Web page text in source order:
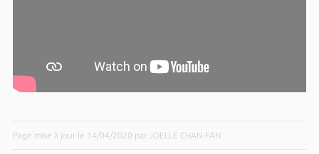
Page mise à jour le 14/04/2020 par JOELLE CHAN-FAN